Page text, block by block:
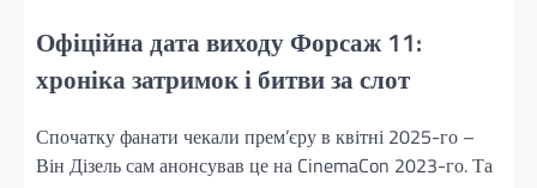
Офіційна дата виходу Форсаж 11:
хроніка затримок і битви за слот
Спочатку фанати чекали прем’єру в квітні 2025-го –
Він Дізель сам анонсував це на CinemaCon 2023-го. Та